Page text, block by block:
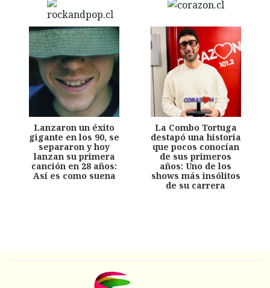
Lanzaron un éxito
gigante en los 90, se
separaron y hoy
lanzan su primera
canción en 28 años:
Así es como suena
La Combo Tortuga
destapó una historia
que pocos conocían
de sus primeros
años: Uno de los
shows más insólitos
de su carrera